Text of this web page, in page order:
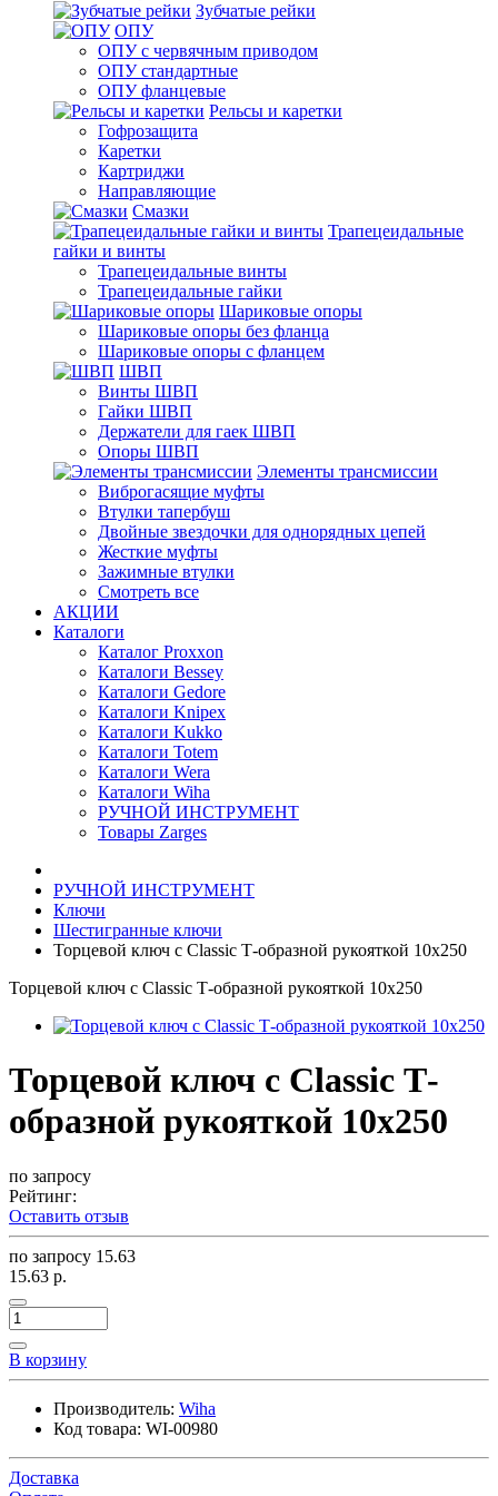
Зубчатые рейки
ОПУ
ОПУ с червячным приводом
ОПУ стандартные
ОПУ фланцевые
Рельсы и каретки
Гофрозащита
Каретки
Картриджи
Направляющие
Смазки
Трапецеидальные
гайки и винты
Трапецеидальные винты
Трапецеидальные гайки
Шариковые опоры
Шариковые опоры без фланца
Шариковые опоры с фланцем
ШВП
Винты ШВП
Гайки ШВП
Держатели для гаек ШВП
Опоры ШВП
Элементы трансмиссии
Виброгасящие муфты
Втулки тапербуш
Двойные звездочки для однорядных цепей
Жесткие муфты
Зажимные втулки
Смотреть все
АКЦИИ
Каталоги
Каталог Proxxon
Каталоги Bessey
Каталоги Gedore
Каталоги Knipex
Каталоги Kukko
Каталоги Totem
Каталоги Wera
Каталоги Wiha
РУЧНОЙ ИНСТРУМЕНТ
Товары Zarges
РУЧНОЙ ИНСТРУМЕНТ
Ключи
Шестигранные ключи
Торцевой ключ с Classic Т-образной рукояткой 10x250
Торцевой ключ с Classic Т-образной рукояткой 10x250
Торцевой ключ с Classic Т-
образной рукояткой 10x250
по запросу
Рейтинг:
Оставить отзыв
по запросу 15.63
15.63 р.
В корзину
Производитель: Wiha
Код товара: WI-00980
Доставка